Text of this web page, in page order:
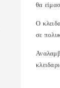
θα
Ο
σε